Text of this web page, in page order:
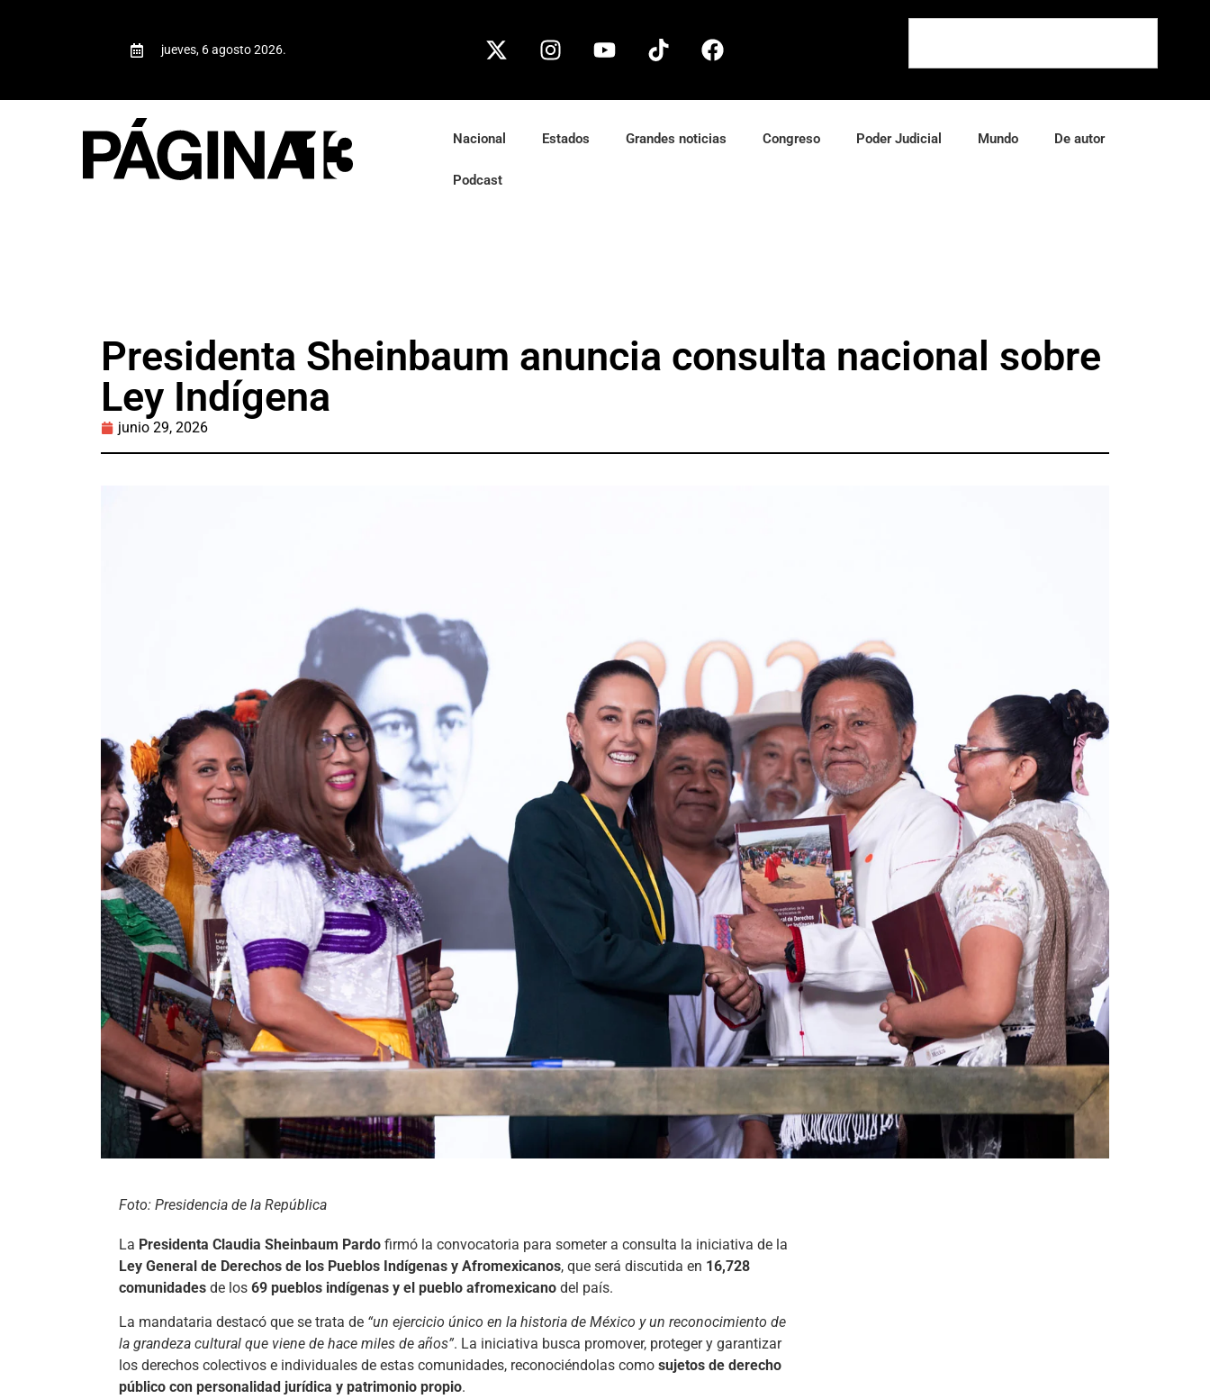
jueves, 6 agosto 2026.
Nacional Estados Grandes noticias Congreso Poder Judicial Mundo De autor
Podcast
Presidenta Sheinbaum anuncia consulta nacional sobre
Ley Indígena
junio 29, 2026
Foto: Presidencia de la República
La Presidenta Claudia Sheinbaum Pardo firmó la convocatoria para someter a consulta la iniciativa de la
Ley General de Derechos de los Pueblos Indígenas y Afromexicanos, que será discutida en 16,728
comunidades de los 69 pueblos indígenas y el pueblo afromexicano del país.
La mandataria destacó que se trata de “un ejercicio único en la historia de México y un reconocimiento de
la grandeza cultural que viene de hace miles de años”. La iniciativa busca promover, proteger y garantizar
los derechos colectivos e individuales de estas comunidades, reconociéndolas como sujetos de derecho
público con personalidad jurídica y patrimonio propio.